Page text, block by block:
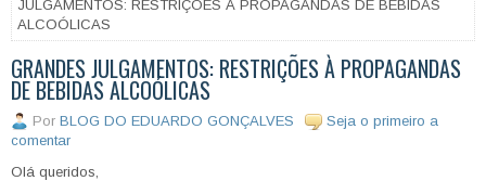
JULGAMENTOS: RESTRIÇÕES À PROPAGANDAS DE BEBIDAS
ALCOÓLICAS
GRANDES JULGAMENTOS: RESTRIÇÕES À PROPAGANDAS
DE BEBIDAS ALCOÓLICAS
Por BLOG DO EDUARDO GONÇALVES
Seja o primeiro a
comentar
Olá queridos,